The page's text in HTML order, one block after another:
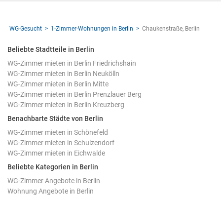
WG-Gesucht 1-Zimmer-Wohnungen in Berlin Chaukenstraße, Berlin
Beliebte Stadtteile in Berlin
WG-Zimmer mieten in Berlin Friedrichshain
WG-Zimmer mieten in Berlin Neukölln
WG-Zimmer mieten in Berlin Mitte
WG-Zimmer mieten in Berlin Prenzlauer Berg
WG-Zimmer mieten in Berlin Kreuzberg
Benachbarte Städte von Berlin
WG-Zimmer mieten in Schönefeld
WG-Zimmer mieten in Schulzendorf
WG-Zimmer mieten in Eichwalde
Beliebte Kategorien in Berlin
WG-Zimmer Angebote in Berlin
Wohnung Angebote in Berlin